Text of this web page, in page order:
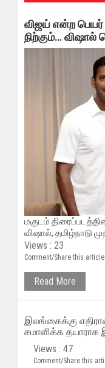
விஜய் என்ற
நிற்கும்... விஷால்
மகுடம்
விஷால், தமிழ்நாடு
Views : 23
Comment/Share this article
Read More
இலங்கைக்கு
சமாளிக்க தயாராக
Views : 47
Comment/Share this